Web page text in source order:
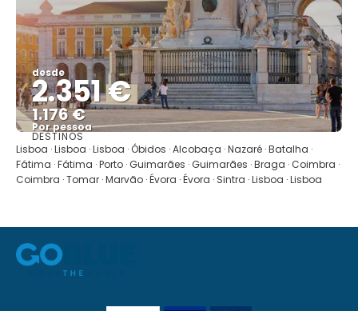
desde
2.351 €
1.176 €
Por pessoa
Mostrar
DESTINOS
Lisboa · Lisboa · Lisboa · Óbidos · Alcobaça · Nazaré · Batalha ·
Fátima · Fátima · Porto · Guimarães · Guimarães · Braga · Coimbra ·
Coimbra · Tomar · Marvão · Évora · Évora · Sintra · Lisboa · Lisboa